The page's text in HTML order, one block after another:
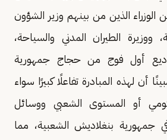
الذين من بينهم وزير الشؤون
ووزيرة الطيران المدني والسياحة،
أول فوج من حجاج جمهورية
أن لهذه المبادرة تفاعلًا كبيرًا سواء
أو المستوى الشعبي ووسائل
جمهورية بنغلاديش الشعبية، مما